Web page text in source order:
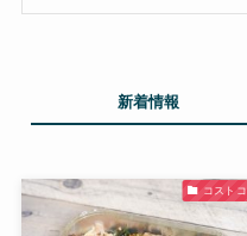
新着情報
コストコ